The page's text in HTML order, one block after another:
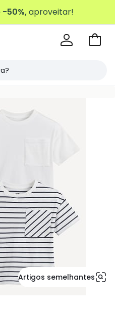
-50%,aproveitar!
Ir
Artigos semelhantes